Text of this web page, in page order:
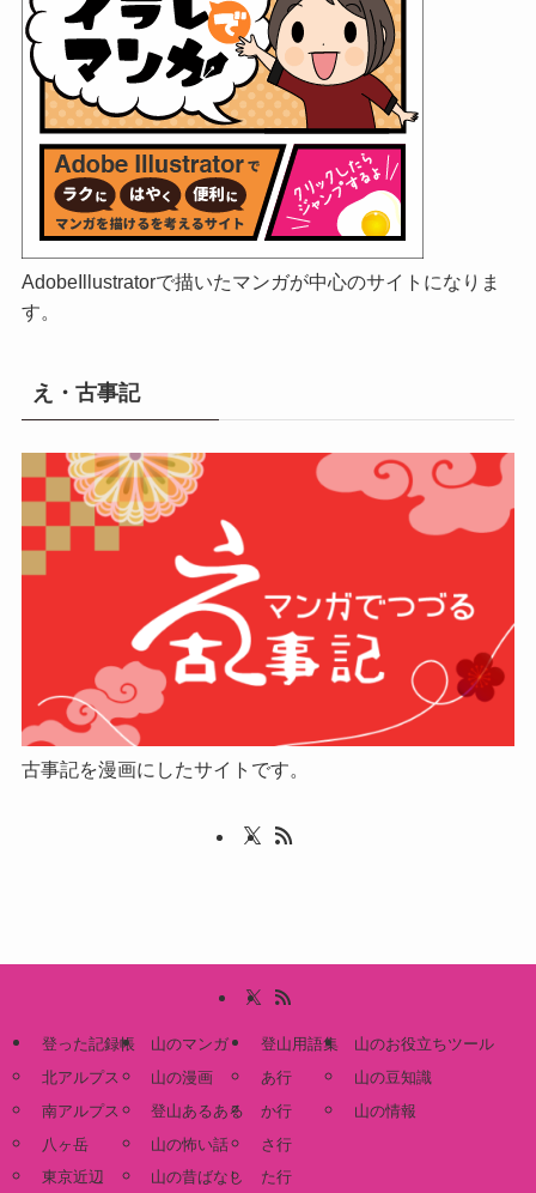
AdobeIllustratorで描いたマンガが中心のサイトになりま
す。
え・古事記
古事記を漫画にしたサイトです。
登った記録帳
北アルプス
南アルプス
八ヶ岳
東京近辺
山のマンガ
山の漫画
登山あるある
山の怖い話
山の昔ばなし
登山用語集
あ行
か行
さ行
た行
山のお役立ちツール
山の豆知識
山の情報